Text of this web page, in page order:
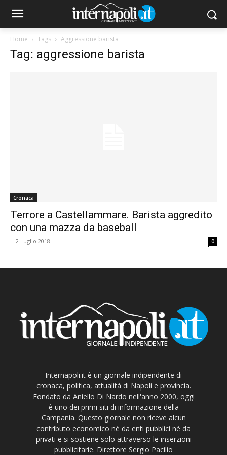
Home Tags Aggressione barista
Tag: aggressione barista
Cronaca
Terrore a Castellammare. Barista aggredito
con una mazza da baseball
- 2 Luglio 2018 0
Internapoli.it è un giornale indipendente di
cronaca, politica, attualità di Napoli e provincia.
Fondato da Aniello Di Nardo nell'anno 2000, oggi
è uno dei primi siti di informazione della
Campania. Questo giornale non riceve alcun
contributo economico né da enti pubblici né da
privati e si sostiene solo attraverso le inserzioni
pubblicitarie. Direttore Sergio Pacilio